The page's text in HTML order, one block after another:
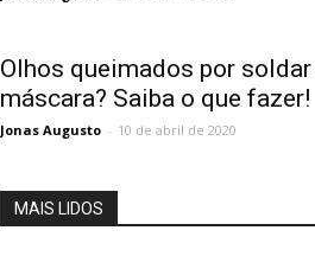
Olhos queimados por
máscara? Saiba o que fazer!
Jonas Augusto - 10 de abril de 2020
MAIS LIDOS